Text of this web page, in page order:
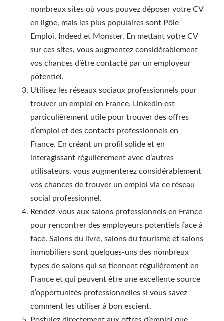
nombreux sites où vous pouvez déposer votre CV
en ligne, mais les plus populaires sont Pôle
Emploi, Indeed et Monster. En mettant votre CV
sur ces sites, vous augmentez considérablement
vos chances d’être contacté par un employeur
potentiel.
Utilisez les réseaux sociaux professionnels pour
trouver un emploi en France. LinkedIn est
particulièrement utile pour trouver des offres
d’emploi et des contacts professionnels en
France. En créant un profil solide et en
interagissant régulièrement avec d’autres
utilisateurs, vous augmenterez considérablement
vos chances de trouver un emploi via ce réseau
social professionnel.
Rendez-vous aux salons professionnels en France
pour rencontrer des employeurs potentiels face à
face. Salons du livre, salons du tourisme et salons
immobiliers sont quelques-uns des nombreux
types de salons qui se tiennent régulièrement en
France et qui peuvent être une excellente source
d’opportunités professionnelles si vous savez
comment les utiliser à bon escient.